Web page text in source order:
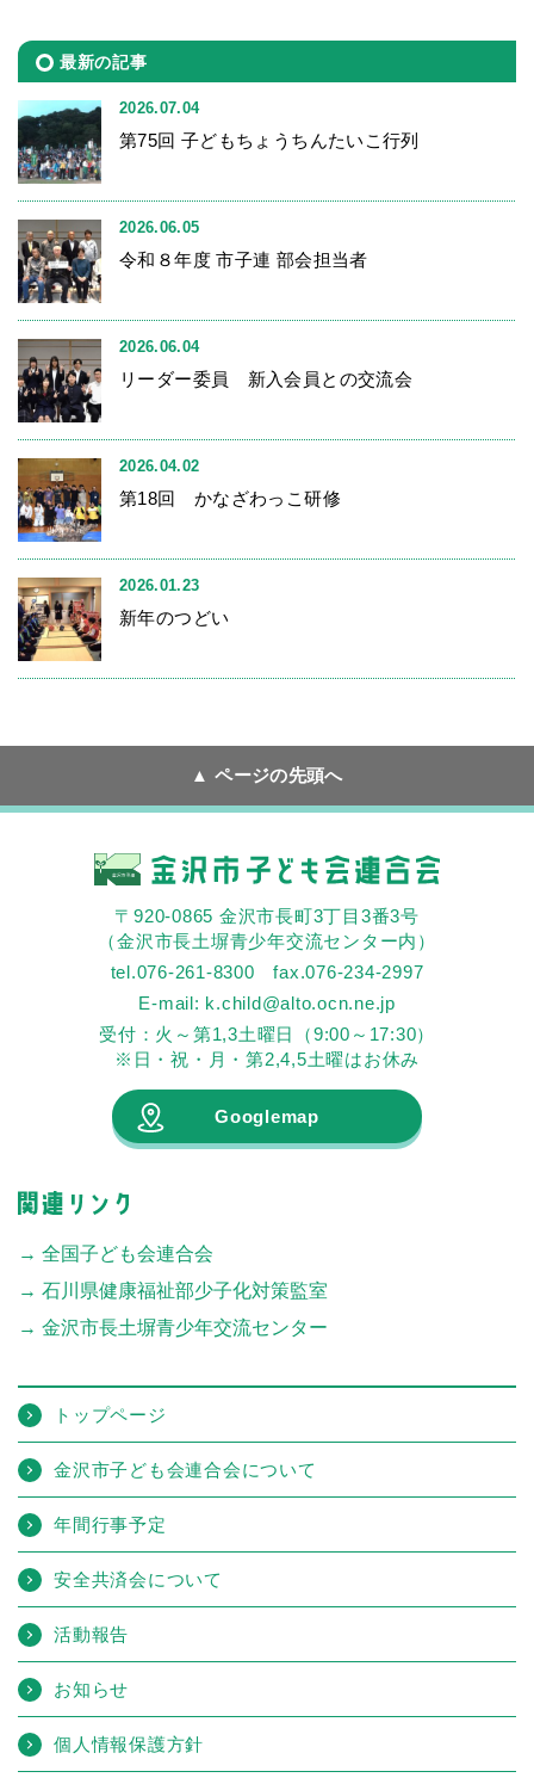
最新の記事
2026.07.04
第75回 子どもちょうちんたいこ行列
2026.06.05
令和８年度 市子連 部会担当者
2026.06.04
リーダー委員 新入会員との交流会
2026.04.02
第18回 かなざわっこ研修
2026.01.23
新年のつどい
ページの先頭へ
〒920-0865 金沢市長町3丁目3番3号
（金沢市長土塀青少年交流センター内）
tel.076-261-8300 fax.076-234-2997
E-mail: k.child@alto.ocn.ne.jp
受付：火～第1,3土曜日（9:00～17:30）
※日・祝・月・第2,4,5土曜はお休み
Googlemap
全国子ども会連合会
石川県健康福祉部少子化対策監室
金沢市長土塀青少年交流センター
トップページ
金沢市子ども会連合会について
年間行事予定
安全共済会について
活動報告
お知らせ
個人情報保護方針